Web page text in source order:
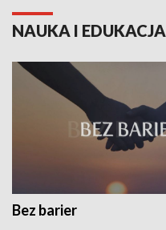
NAUKA I EDUKACJA
Bez barier